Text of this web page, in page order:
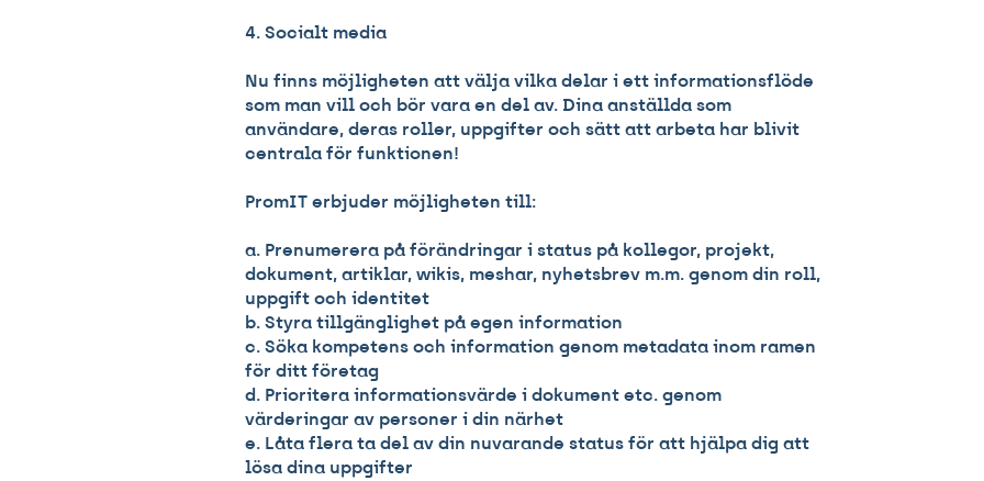
4. Socialt media
Nu finns möjligheten att välja vilka delar i ett informationsflöde
som man vill och bör vara en del av. Dina anställda som
användare, deras roller, uppgifter och sätt att arbeta har blivit
centrala för funktionen!
PromIT erbjuder möjligheten till:
a. Prenumerera på förändringar i status på kollegor, projekt,
dokument, artiklar, wikis, meshar, nyhetsbrev m.m. genom din roll,
uppgift och identitet
b. Styra tillgänglighet på egen information
c. Söka kompetens och information genom metadata inom ramen
för ditt företag
d. Prioritera informationsvärde i dokument etc. genom
värderingar av personer i din närhet
e. Låta flera ta del av din nuvarande status för att hjälpa dig att
lösa dina uppgifter